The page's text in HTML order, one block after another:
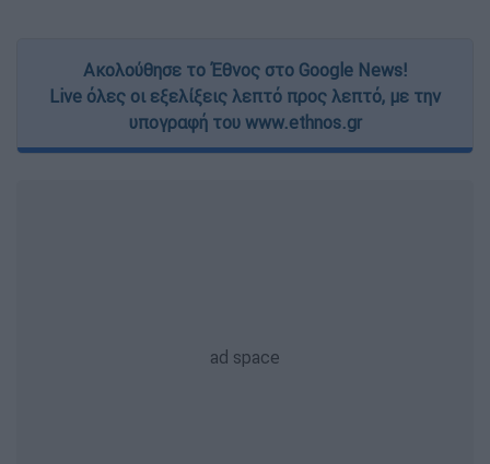
Ακολούθησε το Έθνος στο Google News!
Live όλες οι εξελίξεις λεπτό προς λεπτό, με την
υπογραφή του www.ethnos.gr